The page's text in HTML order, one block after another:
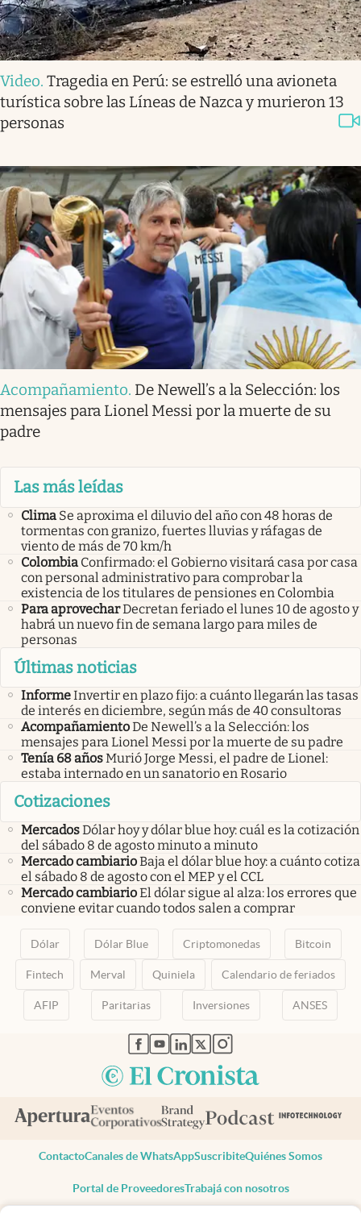
Video. Tragedia en Perú: se estrelló una avioneta
turística sobre las Líneas de Nazca y murieron 13
personas
Acompañamiento. De Newell’s a la Selección: los
mensajes para Lionel Messi por la muerte de su
padre
Las más leídas
Clima Se aproxima el diluvio del año con 48 horas de
tormentas con granizo, fuertes lluvias y ráfagas de
viento de más de 70 km/h
Colombia Confirmado: el Gobierno visitará casa por casa
con personal administrativo para comprobar la
existencia de los titulares de pensiones en Colombia
Para aprovecharDecretan feriado el lunes 10 de agosto y
habrá un nuevo fin de semana largo para miles de
personas
Últimas noticias
InformeInvertir en plazo fijo: a cuánto llegarán las tasas
de interés en diciembre, según más de 40 consultoras
AcompañamientoDe Newell’s a la Selección: los
mensajes para Lionel Messi por la muerte de su padre
Tenía 68 añosMurió Jorge Messi, el padre de Lionel:
estaba internado en un sanatorio en Rosario
Cotizaciones
MercadosDólar hoy y dólar blue hoy: cuál es la cotización
del sábado 8 de agosto minuto a minuto
Mercado cambiarioBaja el dólar blue hoy: a cuánto cotiza
el sábado 8 de agosto con el MEP y el CCL
Mercado cambiarioEl dólar sigue al alza: los errores que
conviene evitar cuando todos salen a comprar
Dólar Dólar Blue Criptomonedas Bitcoin
Fintech Merval Quiniela Calendario de feriados
AFIP Paritarias Inversiones ANSES
abre en nueva pestaña
abre en nueva pestaña
abre en nueva pestaña
abre en nueva pestaña
abre en nueva pestaña
ContactoCanales de WhatsAppSuscribiteQuiénes Somos
Portal de ProveedoresTrabajá con nosotros